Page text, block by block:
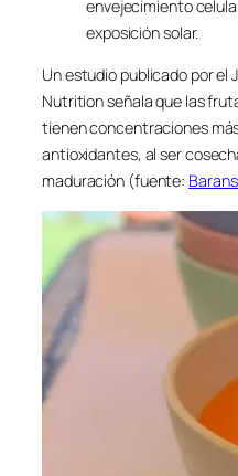
envejecimiento
exposición solar.
Un estudio publicado por el
Nutrition señala que las
tienen concentraciones
antioxidantes, al ser
maduración (fuente: